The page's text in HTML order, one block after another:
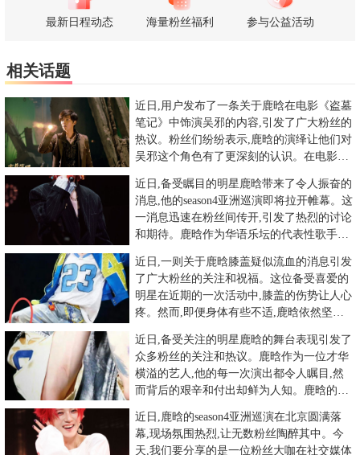
最新日程动态 海量粉丝福利 参与公益活动
相关话题
近日,用户发布了一条关于鹿晗在电影《盗墓
笔记》中饰演吴邪的内容,引发了广大粉丝的
热议。粉丝们纷纷表示,鹿晗的演绎让他们对
吴邪这个角色有了更深刻的认识。在电影
近日,备受瞩目的明星鹿晗带来了令人振奋的
消息,他的season4亚洲巡演即将拉开帷幕。这
一消息迅速在粉丝间传开,引发了热烈的讨论
和期待。鹿晗作为华语乐坛的代表性歌手和
近日,一则关于鹿晗膝盖疑似流血的消息引发
了广大粉丝的关注和祝福。这位备受喜爱的
明星在近期的一次活动中,膝盖的伤势让人心
疼。然而,即便身体有些不适,鹿晗依然坚持
近日,备受关注的明星鹿晗的舞台表现引发了
众多粉丝的关注和热议。鹿晗作为一位才华
横溢的艺人,他的每一次演出都令人瞩目,然
而背后的艰辛和付出却鲜为人知。鹿晗的舞
近日,鹿晗的season4亚洲巡演在北京圆满落
幕,现场氛围热烈,让无数粉丝陶醉其中。今
天,我们要分享的是一位粉丝大咖在社交媒体